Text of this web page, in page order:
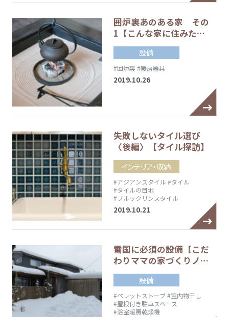
囲炉裏あのある家 その
1【こんな家に住みた…
設備
#囲炉裏 #暖房器具
2019.10.26
失敗しないタイル選び
〈後編〉【タイル探訪】
インテリア・収納
#アジアンスタイル #タイル
#タイルの目地
#ブルックリンスタイル
2019.10.21
雪国に必須の設備【こだ
わりママの家づくりノ…
設備
#ペレットストーブ#室内物干し
#屋根付き駐車スペース
#浴室暖房乾燥機